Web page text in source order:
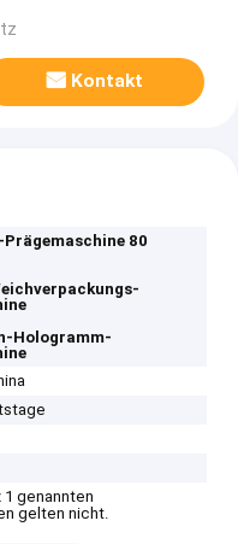
Kontakt
80
Hologramm-
genannten
gelten nicht.